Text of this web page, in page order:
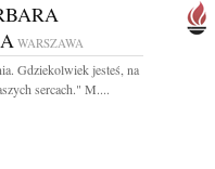
WARSZAWA
Gdziekolwiek jesteś, na
sercach." M....